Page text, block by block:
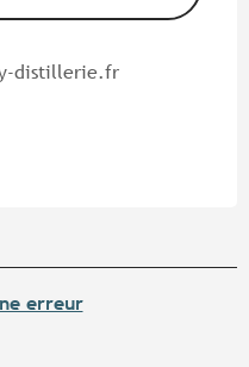
distillerie.fr
erreur